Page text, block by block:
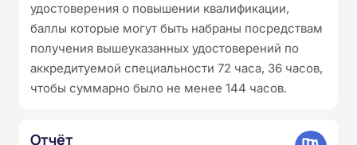
удостоверения о повышении квалификации,
баллы которые могут быть набраны посредствам
получения вышеуказанных удостоверений по
аккредитуемой специальности 72 часа, 36 часов,
чтобы суммарно было не менее 144 часов.
Отчёт